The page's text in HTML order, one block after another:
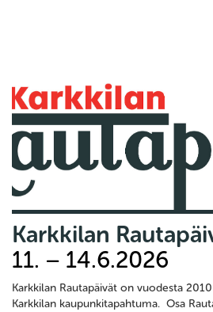
Karkkilan
11. – 14.6.2026
Karkkilan Rautapäivät on vuodesta
Karkkilan kaupunkitapahtuma. Osa